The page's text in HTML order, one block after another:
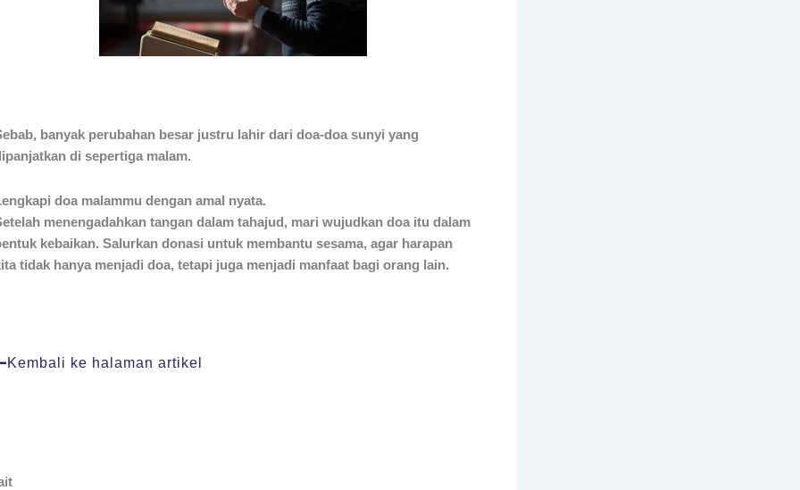
banyak perubahan besar justru lahir dari doa-doa sunyi yang
di sepertiga malam.
doa malammu dengan amal nyata.
menengadahkan tangan dalam tahajud, mari wujudkan doa itu dalam
kebaikan. Salurkan donasi untuk membantu sesama, agar harapan
tidak hanya menjadi doa, tetapi juga menjadi manfaat bagi orang lain.
Kembali ke halaman artikel